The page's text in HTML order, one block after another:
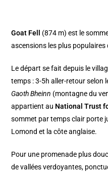
Goat Fell
(874 m) est le
ascensions les plus populaires
Le départ se fait depuis le
temps : 3-5h aller-retour selon
Gaoth Bheinn (montagne du
appartient au National Trust
sommet par temps clair porte
Lomond et la côte anglaise.
Pour une promenade plus
de vallées verdoyantes,